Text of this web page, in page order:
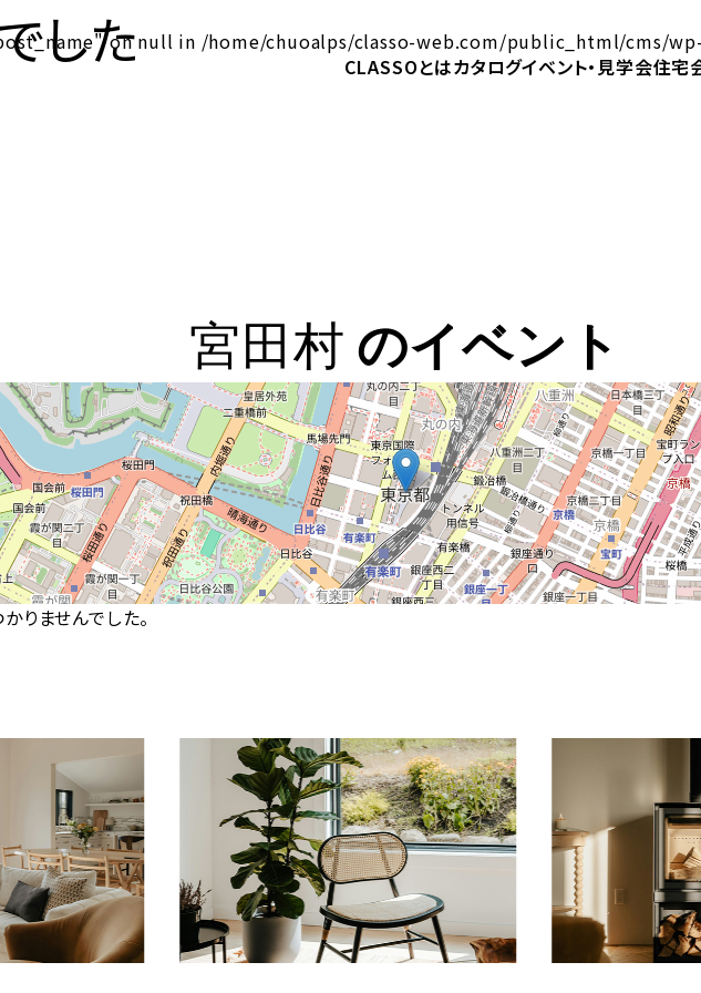
CLASSOとはカタログイベント・見学会住宅
on null in /home/chuoalps/classo-web.com/public_html/cms/
宮田村 のイベント
した
りませんでした。